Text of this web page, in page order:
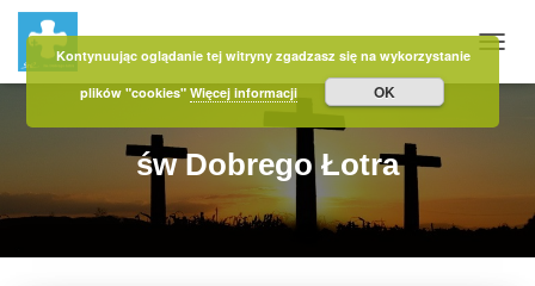
św Dobrego Łotra
Kontynuując oglądanie tej witryny zgadzasz się na wykorzystanie
plików "cookies"Więcej informacji OK